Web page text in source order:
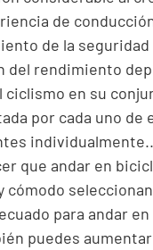
de
de la seguridad
del rendimiento
ciclismo en su
por cada uno de
que andar en
cómodo
para andar
puedes